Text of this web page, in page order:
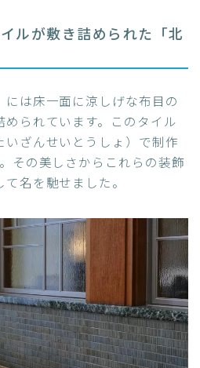
ルが敷き詰められた「北
は床一面に涼しげな布目の
られています。このタイル
いざんせいとうしょ）で制作
その美しさからこれらの装飾
名を馳せました。